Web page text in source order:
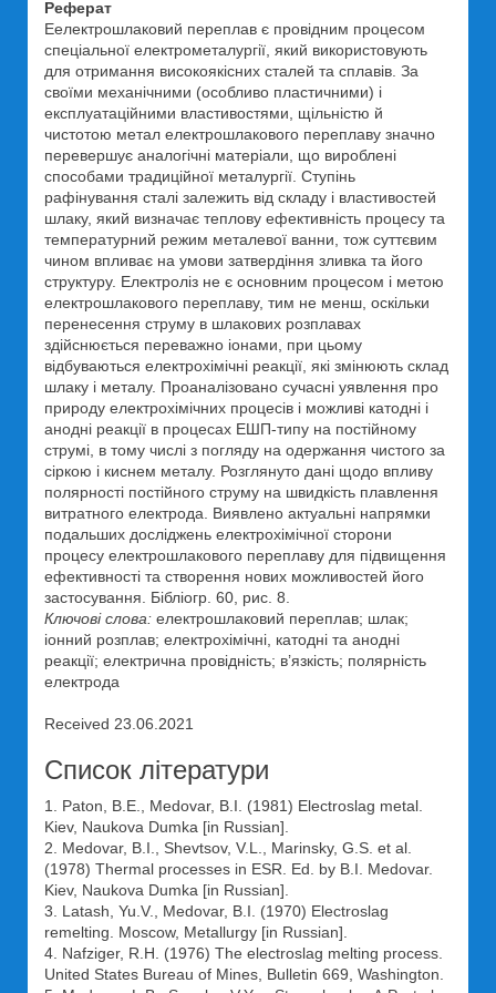
Реферат
Еелектрошлаковий переплав є провідним процесом
спеціальної електрометалургії, який використовують
для отримання високоякісних сталей та сплавів. За
своїми механічними (особливо пластичними) і
експлуатаційними властивостями, щільністю й
чистотою метал електрошлакового переплаву значно
перевершує аналогічні матеріали, що вироблені
способами традиційної металургії. Ступінь
рафінування сталі залежить від складу і властивостей
шлаку, який визначає теплову ефективність процесу та
температурний режим металевої ванни, тож суттєвим
чином впливає на умови затвердіння зливка та його
структуру. Електроліз не є основним процесом і метою
електрошлакового переплаву, тим не менш, оскільки
перенесення струму в шлакових розплавах
здійснюється переважно іонами, при цьому
відбуваються електрохімічні реакції, які змінюють склад
шлаку і металу. Проаналізовано сучасні уявлення про
природу електрохімічних процесів і можливі катодні і
анодні реакції в процесах ЕШП-типу на постійному
струмі, в тому числі з погляду на одержання чистого за
сіркою і киснем металу. Розглянуто дані щодо впливу
полярності постійного струму на швидкість плавлення
витратного електрода. Виявлено актуальні напрямки
подальших досліджень електрохімічної сторони
процесу електрошлакового переплаву для підвищення
ефективності та створення нових можливостей його
застосування. Бібліогр. 60, рис. 8.
Ключові слова: електрошлаковий переплав; шлак;
іонний розплав; електрохімічні, катодні та анодні
реакції; електрична провідність; в’язкість; полярність
електрода
Received 23.06.2021
Список літератури
1. Paton, B.E., Medovar, B.I. (1981) Electroslag metal.
Kiev, Naukova Dumka [in Russian].
2. Medovar, B.I., Shevtsov, V.L., Marinsky, G.S. et al.
(1978) Thermal processes in ESR. Ed. by B.I. Medovar.
Kiev, Naukova Dumka [in Russian].
3. Latash, Yu.V., Medovar, B.I. (1970) Electroslag
remelting. Moscow, Metallurgy [in Russian].
4. Nafziger, R.H. (1976) The electroslag melting process.
United States Bureau of Mines, Bulletin 669, Washington.